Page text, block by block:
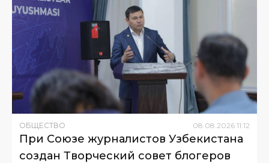
ОБЩЕСТВО 08 08 2026 11:12
При Союзе журналистов Узбекистана
создан Творческий совет блогеров